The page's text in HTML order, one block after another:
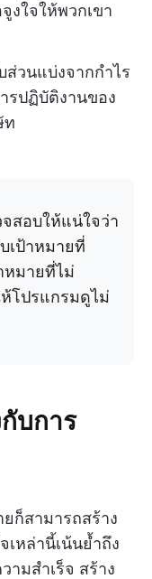
งใจให้พวกเขา
ส่วนแบ่งจากกำไร
รปฏิบัติงานของ
ท
สอบให้แน่ใจว่า
เป้าหมายที่
หมายที่ไม่
โปรแกรมดูไม่
บการ
ก็สามารถสร้าง
เหล่านี้เน้นย้ำถึง
มสำเร็จ สร้าง